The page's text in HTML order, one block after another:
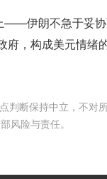
伊朗不急于妥协
，构成美元情绪
判断保持中立，不对
风险与责任。